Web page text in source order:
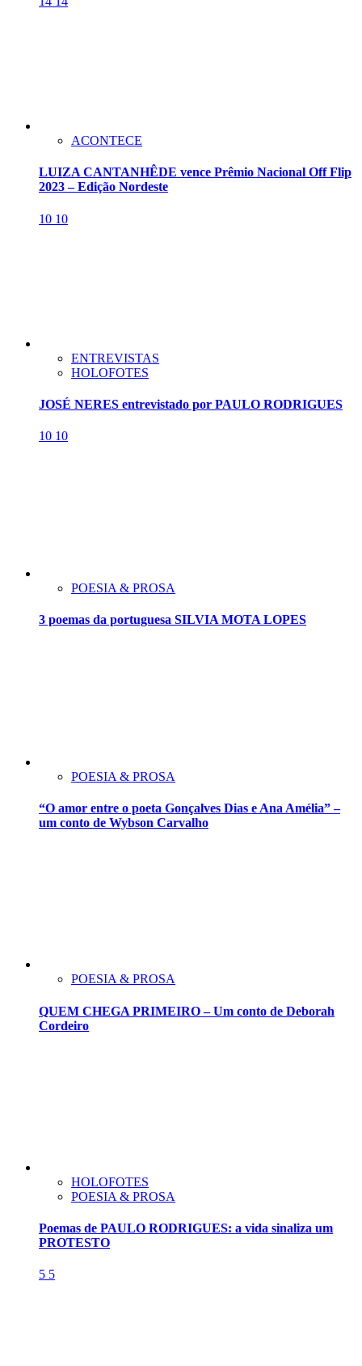
ACONTECE
LUIZA CANTANHÊDE vence Prêmio Nacional Off Flip
2023 – Edição Nordeste
10 10
ENTREVISTAS
HOLOFOTES
JOSÉ NERES entrevistado por PAULO RODRIGUES
10 10
POESIA & PROSA
3 poemas da portuguesa SILVIA MOTA LOPES
POESIA & PROSA
“O amor entre o poeta Gonçalves Dias e Ana Amélia” –
um conto de Wybson Carvalho
POESIA & PROSA
QUEM CHEGA PRIMEIRO – Um conto de Deborah
Cordeiro
HOLOFOTES
POESIA & PROSA
Poemas de PAULO RODRIGUES: a vida sinaliza um
PROTESTO
5 5